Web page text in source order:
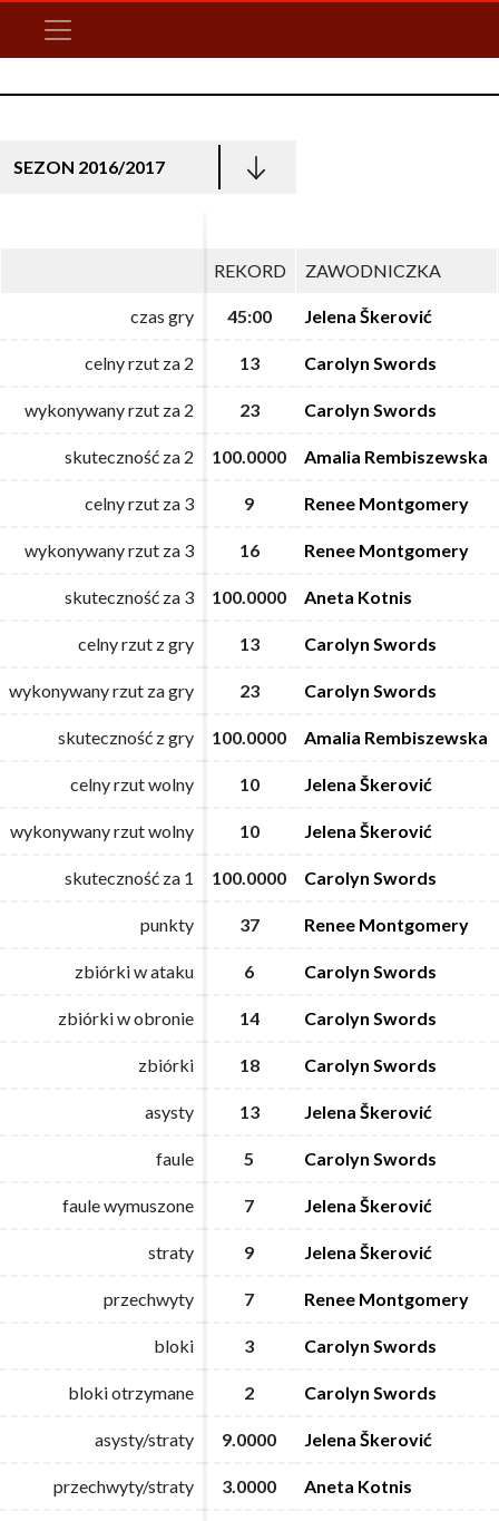
SEZON 2016/2017
REKORD ZAWODNICZKA
czas gry 45:00 Jelena Škerović
celny rzut za 2 13 Carolyn Swords
wykonywany rzut za 2 23 Carolyn Swords
skuteczność za 2 100.0000 Amalia Rembiszewska
celny rzut za 3 9 Renee Montgomery
wykonywany rzut za 3 16 Renee Montgomery
skuteczność za 3 100.0000 Aneta Kotnis
celny rzut z gry 13 Carolyn Swords
wykonywany rzut za gry 23 Carolyn Swords
skuteczność z gry 100.0000 Amalia Rembiszewska
celny rzut wolny 10 Jelena Škerović
wykonywany rzut wolny 10 Jelena Škerović
skuteczność za 1 100.0000 Carolyn Swords
punkty 37 Renee Montgomery
zbiórki w ataku 6 Carolyn Swords
zbiórki w obronie 14 Carolyn Swords
zbiórki 18 Carolyn Swords
asysty 13 Jelena Škerović
faule 5 Carolyn Swords
faule wymuszone 7 Jelena Škerović
straty 9 Jelena Škerović
przechwyty 7 Renee Montgomery
bloki 3 Carolyn Swords
bloki otrzymane 2 Carolyn Swords
asysty/straty 9.0000 Jelena Škerović
przechwyty/straty 3.0000 Aneta Kotnis
REKORD ZAWODNICZKA
czas gry 45:00 Jelena Škerović
celny rzut za 2 13 Carolyn Swords
wykonywany rzut za 2 23 Carolyn Swords
skuteczność za 2 100.0000 Amalia Rembiszewska
celny rzut za 3 9 Renee Montgomery
wykonywany rzut za 3 16 Renee Montgomery
skuteczność za 3 100.0000 Aneta Kotnis
celny rzut z gry 13 Carolyn Swords
wykonywany rzut za gry 23 Carolyn Swords
skuteczność z gry 100.0000 Amalia Rembiszewska
celny rzut wolny 10 Jelena Škerović
wykonywany rzut wolny 10 Jelena Škerović
skuteczność za 1 100.0000 Carolyn Swords
punkty 37 Renee Montgomery
zbiórki w ataku 6 Carolyn Swords
zbiórki w obronie 14 Carolyn Swords
zbiórki 18 Carolyn Swords
asysty 13 Jelena Škerović
faule 5 Carolyn Swords
faule wymuszone 7 Jelena Škerović
straty 9 Jelena Škerović
przechwyty 7 Renee Montgomery
bloki 3 Carolyn Swords
bloki otrzymane 2 Carolyn Swords
asysty/straty 9.0000 Jelena Škerović
przechwyty/straty 3.0000 Aneta Kotnis